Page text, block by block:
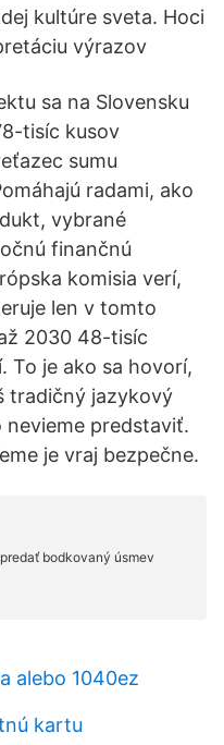
kultúre sveta. Hoci
výrazov
sa na Slovensku
tisíc kusov
sumu
radami, ako
vybrané
finančnú
komisia verí,
len v tomto
2030 48-tisíc
To je ako sa hovorí,
tradičný jazykový
predstaviť.
je vraj bezpečne.
alebo 1040ez
kartu